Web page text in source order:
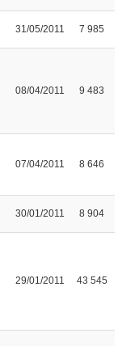
31/05/2011 7 985
08/04/2011 9 483
07/04/2011 8 646
30/01/2011 8 904
29/01/2011 43 545